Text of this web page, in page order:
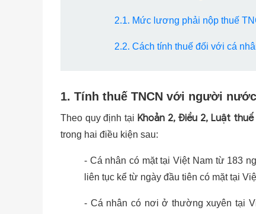
2.1. Mức lương phải nộp thuế
2.2. Cách tính thuế đối với cá
1. Tính thuế TNCN với người
Theo quy định tại Khoản 2, Điều 2, Luật
trong hai điều kiện sau:
- Cá nhân có mặt tại Việt Nam từ 183
liên tục kể từ ngày đầu tiên có mặt tại
- Cá nhân có nơi ở thường xuyên tại